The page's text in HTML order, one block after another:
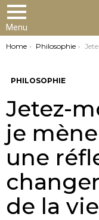
Menu
You are here:
Home Philosophie Jetez-moi aux loups
PHILOSOPHIE
Jetez-
je
une
de la vie